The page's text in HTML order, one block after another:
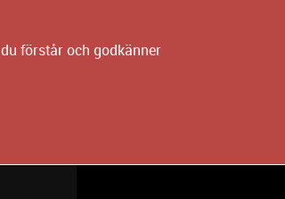
förstår och godkänner